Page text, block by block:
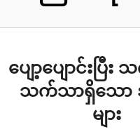
ပျော့ပျောင်းပြီ
သက်သာရှိသေ
များ